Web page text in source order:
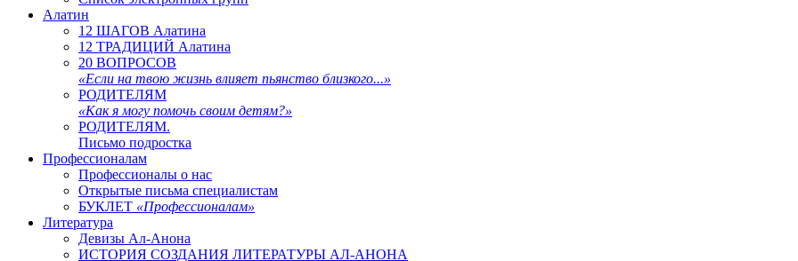
Алатин
12 ШАГОВ Алатина
12 ТРАДИЦИЙ Алатина
20 ВОПРОСОВ
«Если на твою жизнь влияет пьянство близкого...»
РОДИТЕЛЯМ
«Как я могу помочь своим детям?»
РОДИТЕЛЯМ.
Письмо подростка
Профессионалам
Профессионалы о нас
Открытые письма специалистам
БУКЛЕТ «Профессионалам»
Литература
Девизы Ал-Анона
ИСТОРИЯ СОЗДАНИЯ ЛИТЕРАТУРЫ АЛ-АНОНА